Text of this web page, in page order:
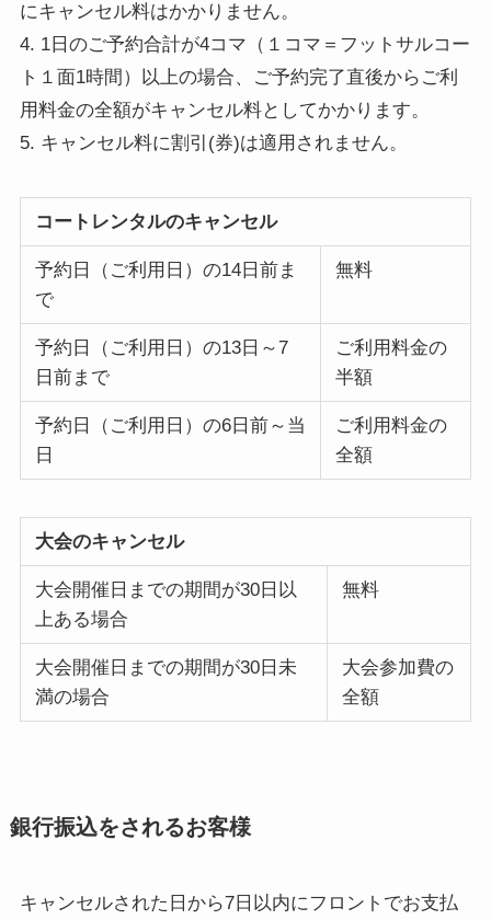
にキャンセル料はかかりません。
4. 1日のご予約合計が4コマ（１コマ＝フットサルコー
ト１面1時間）以上の場合、ご予約完了直後からご利
用料金の全額がキャンセル料としてかかります。
5. キャンセル料に割引(券)は適用されません。
コートレンタルのキャンセル
予約日（ご利用日）の14日前ま
で
無料
予約日（ご利用日）の13日～7
日前まで
ご利用料金の
半額
予約日（ご利用日）の6日前～当
日
ご利用料金の
全額
大会のキャンセル
大会開催日までの期間が30日以
上ある場合
無料
大会開催日までの期間が30日未
満の場合
大会参加費の
全額
銀行振込をされるお客様
キャンセルされた日から7日以内にフロントでお支払